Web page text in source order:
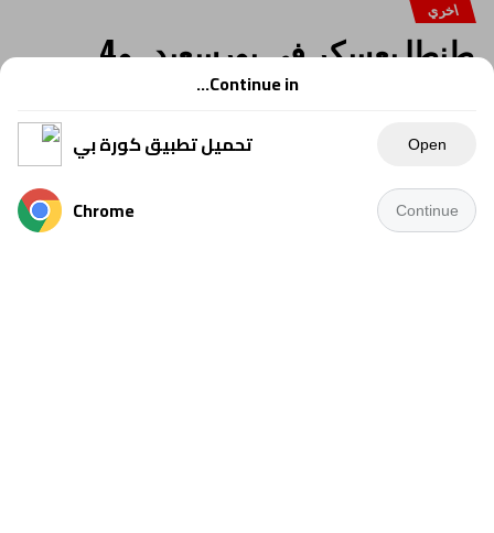
اخري
طنطا يعسكر في بورسعيد.. و4
وديات قوية استعدادًا للموسم الجديد
Continue in...
تحميل تطبيق كورة بي
Open
Chrome Continue